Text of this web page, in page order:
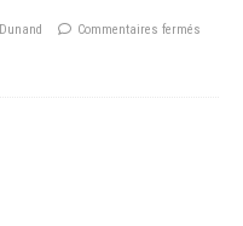
Commentaires fermés